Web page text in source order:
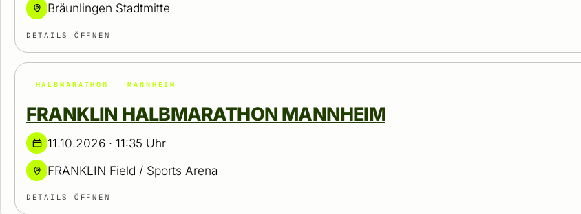
Bräunlingen Stadtmitte
DETAILS ÖFFNEN
HALBMARATHON MANNHEIM
FRANKLIN HALBMARATHON MANNHEIM
11.10.2026 · 11:35 Uhr
FRANKLIN Field / Sports Arena
DETAILS ÖFFNEN